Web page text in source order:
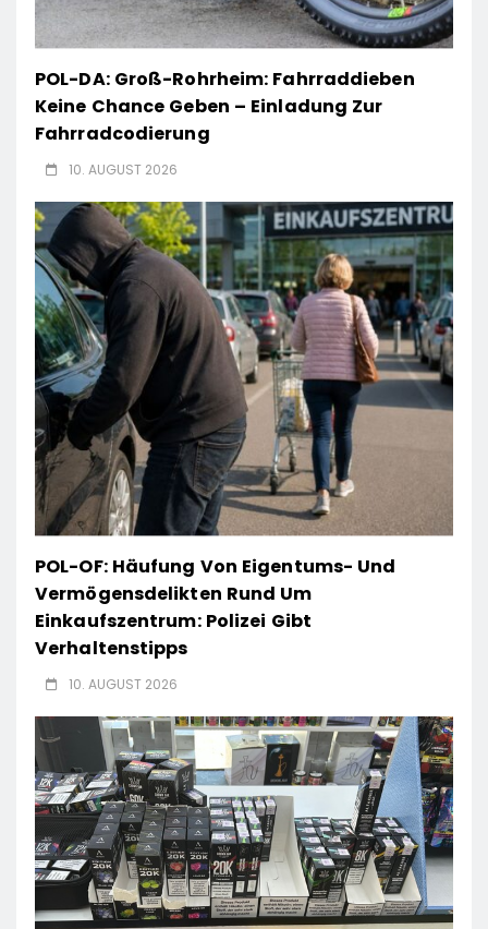
POL-DA: Groß-Rohrheim: Fahrraddieben
Keine Chance Geben – Einladung Zur
Fahrradcodierung
10. AUGUST 2026
POL-OF: Häufung Von Eigentums- Und
Vermögensdelikten Rund Um
Einkaufszentrum: Polizei Gibt
Verhaltenstipps
10. AUGUST 2026